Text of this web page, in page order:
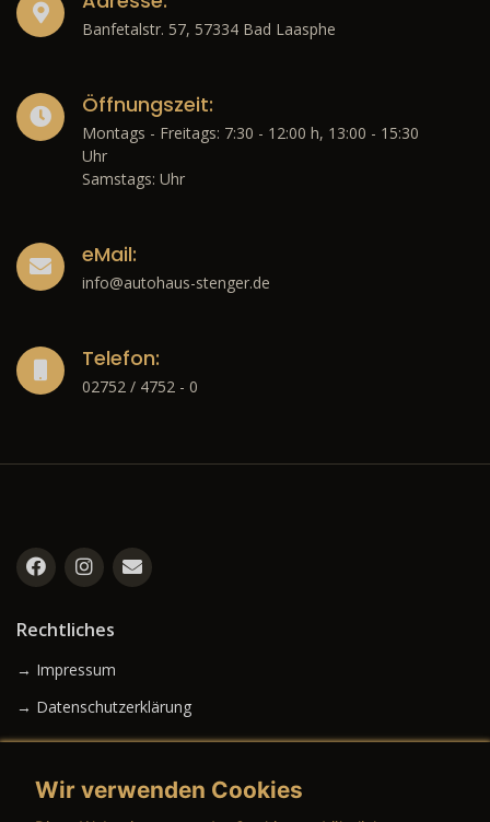
Banfetalstr. 57, 57334 Bad Laasphe
Öffnungszeit:
Montags - Freitags: 7:30 - 12:00 h, 13:00 - 15:30
Uhr
Samstags: Uhr
eMail:
info@autohaus-stenger.de
Telefon:
02752 / 4752 - 0
Rechtliches
→ Impressum
→ Datenschutzerklärung
Wir verwenden Cookies